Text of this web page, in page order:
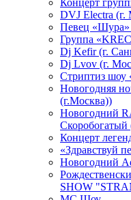
Концерт
DVJ Electra (г.
Певец «Шура»
Группа
Dj Kefir (г.
Dj Lvov (г.
Стриптиз шоу
Новогодняя
(г.Москва))
Новогодний
Скоробогатый
Концерт
«Здравствуй
Новогодний
SHOW